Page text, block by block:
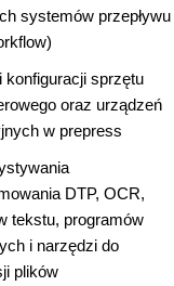
systemów przepływu
konfiguracji sprzętu
oraz urządzeń
w prepress
DTP, OCR,
tekstu, programów
i narzędzi do
plików